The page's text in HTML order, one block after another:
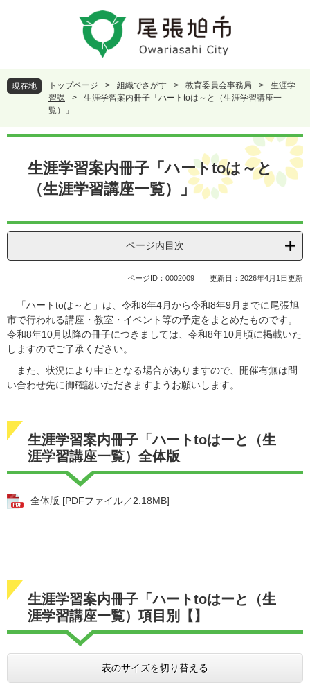
頭
で
飛
ば
本
現在地 トップページ > 組織でさがす > 教育委員会事務局 >
生涯学
習課
>
生涯学習案内冊子「ハートtoは～と（生涯学習講座一
覧）」
本
生涯学習案内冊子「ハートtoは～と
（生涯学習講座一覧）」
ページ内目次
ページID：0002009 更新日：2026年4月1日更新
「ハートtoは～と」は、令和8年4月から令和8年9月までに尾張旭
市で行われる講座・教室・イベント等の予定をまとめたものです。
令和8年10月以降の冊子につきましては、令和8年10月頃に掲載いた
しますのでご了承ください。
また、状況により中止となる場合がありますので、開催有無は問
い合わせ先に御確認いただきますようお願いします。
生涯学習案内冊子「ハートtoはーと（生
涯学習講座一覧）全体版
全体版 [PDFファイル／2.18MB]
生涯学習案内冊子「ハートtoはーと（生
涯学習講座一覧）項目別【】
表のサイズを切り替える